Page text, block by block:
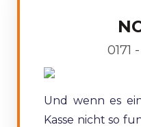
0171
Und wenn es
Kasse nicht so